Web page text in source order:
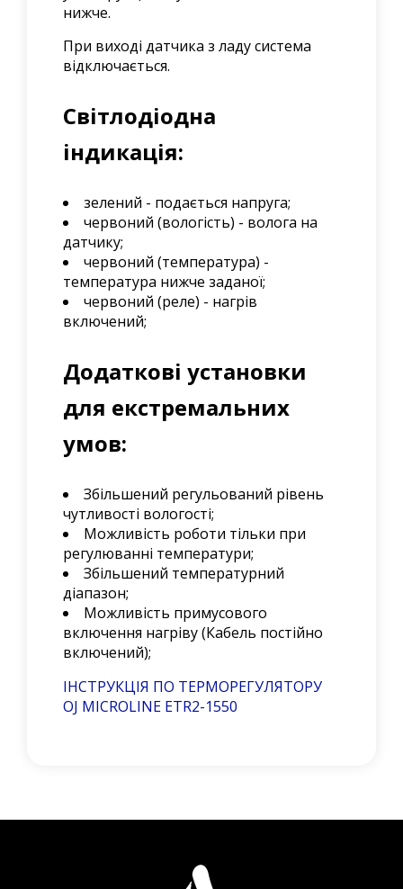
нижче.
При виході датчика з ладу система
відключається.
Світлодіодна
індикація:
зелений - подається напруга;
червоний (вологість) - волога на
датчику;
червоний (температура) -
температура нижче заданої;
червоний (реле) - нагрів
включений;
Додаткові установки
для екстремальних
умов:
Збільшений регульований рівень
чутливості вологості;
Можливість роботи тільки при
регулюванні температури;
Збільшений температурний
діапазон;
Можливість примусового
включення нагріву (Кабель постійно
включений);
ІНСТРУКЦІЯ ПО ТЕРМОРЕГУЛЯТОРУ
OJ MICROLINE ETR2-1550